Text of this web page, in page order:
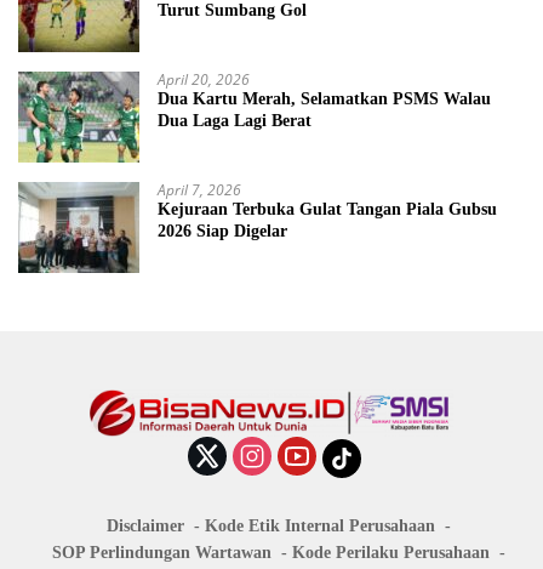
Turut Sumbang Gol
April 20, 2026
Dua Kartu Merah, Selamatkan PSMS Walau
Dua Laga Lagi Berat
April 7, 2026
Kejuraan Terbuka Gulat Tangan Piala Gubsu
2026 Siap Digelar
Disclaimer
Kode Etik Internal Perusahaan
SOP Perlindungan Wartawan
Kode Perilaku Perusahaan